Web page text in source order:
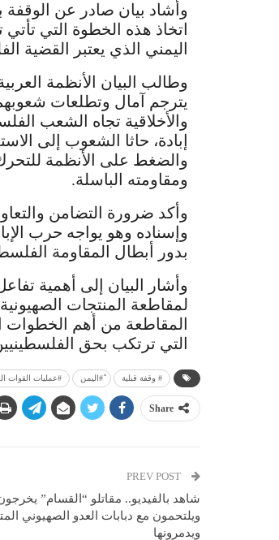
وأشاد بيان صادر عن الوقفة
اتخاذ هذه الخطوة التي
اليمني الذي يعتبر القضية
وطالب البيان الأنظمة
يترجم آمال وتطلعات شعوبهم
والأخلاقية تجاه الشعب
إبادة، حاثا الشعوب إلى
والضغط على الأنظمة
ومقاومته الباسلة.
وأكد ضرورة التضامن
وإسناده وهو يواجه حرب
بدور أبطال المقاومة
وأشار البيان إلى أهمية
لمقاطعة المنتجات الصهيونية
المقاطعة من أهم الخطوات
التي ترتكب بحق
# وقفة قبلية ً#اليمن #عمليات القوات
Share
شاهد بالفيديو.. مقاتلو “القسام”
ويلتحمون مع دبابات العدو الصهيوني
ويدمرونها